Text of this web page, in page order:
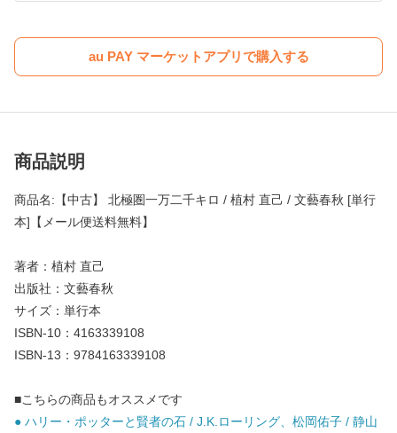
au PAY マーケットアプリで購入する
商品説明
商品名:【中古】 北極圏一万二千キロ / 植村 直己 / 文藝春秋 [単行
本]【メール便送料無料】
著者：植村 直己
出版社：文藝春秋
サイズ：単行本
ISBN-10：4163339108
ISBN-13：9784163339108
■こちらの商品もオススメです
● ハリー・ポッターと賢者の石 / J.K.ローリング、松岡佑子 / 静山